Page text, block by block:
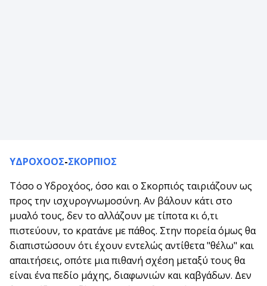
ΥΔΡΟΧΟΟΣ-ΣΚΟΡΠΙΟΣ
Τόσο ο Υδροχόος, όσο και ο Σκορπιός ταιριάζουν ως
προς την ισχυρογνωμοσύνη. Αν βάλουν κάτι στο
μυαλό τους, δεν το αλλάζουν με τίποτα κι ό,τι
πιστεύουν, το κρατάνε με πάθος. Στην πορεία όμως θα
διαπιστώσουν ότι έχουν εντελώς αντίθετα "θέλω" και
απαιτήσεις, οπότε μια πιθανή σχέση μεταξύ τους θα
είναι ένα πεδίο μάχης, διαφωνιών και καβγάδων. Δεν